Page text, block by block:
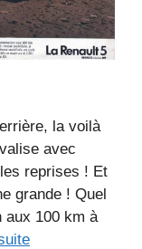
la voilà
avec
reprises ! Et
grande ! Quel
aux 100 km à